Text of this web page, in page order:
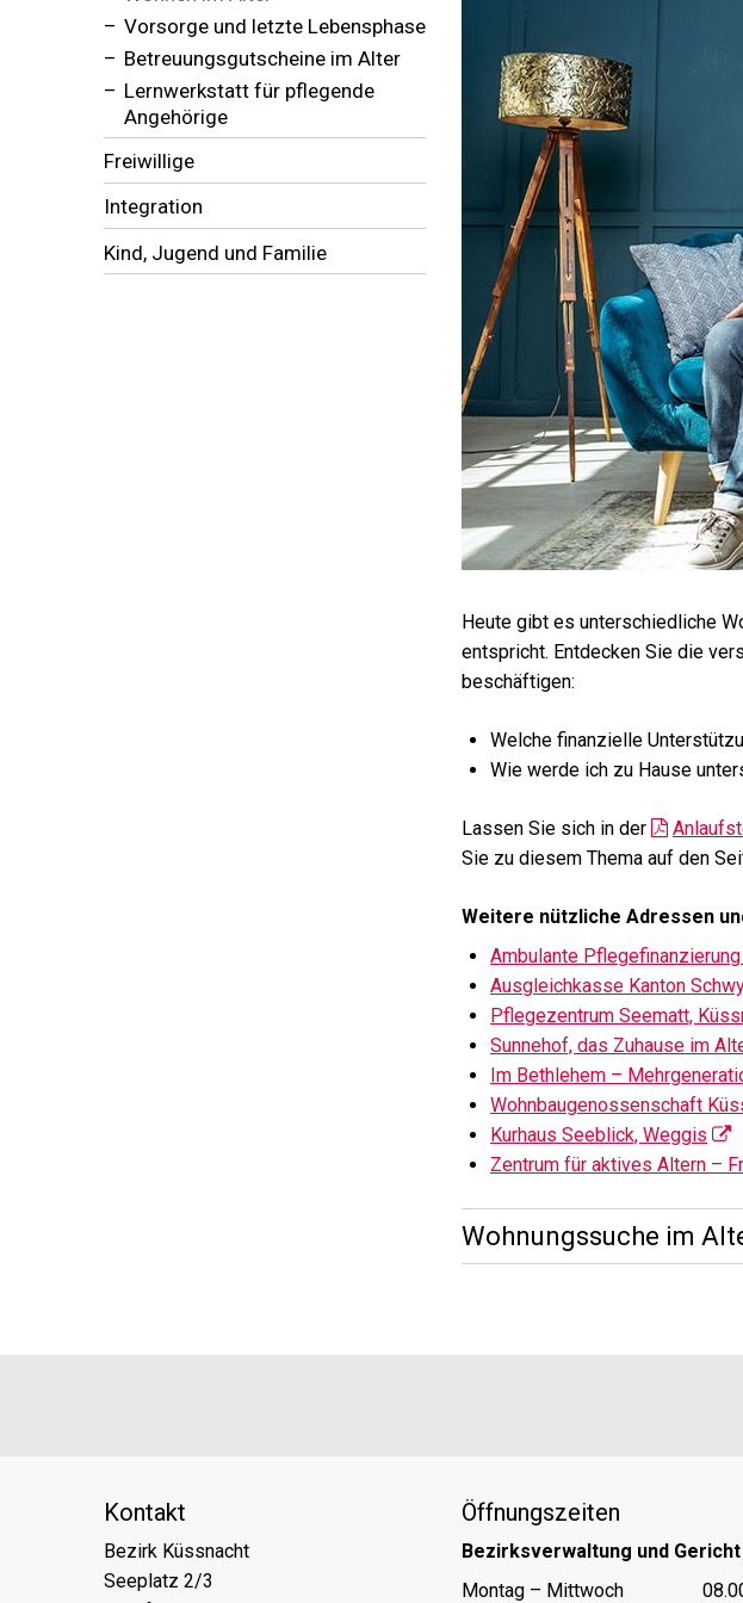
Vorsorge und letzte Lebensphase
Betreuungsgutscheine im Alter
Lernwerkstatt für pflegende
Angehörige
Freiwillige
Integration
Kind, Jugend und Familie
Heute gibt es unterschiedliche
entspricht. Entdecken Sie die
beschäftigen:
Welche finanzielle
Wie werde ich zu Hause
Lassen Sie sich in der
Sie zu diesem Thema auf den
Weitere nützliche Adressen
Ambulante
Ausgleichkasse Kanton
Pflegezentrum Seematt,
Sunnehof, das Zuhause im
Im Bethlehem –
Wohnbaugenossenschaft
Kurhaus Seeblick, Weggis
Zentrum für aktives Altern –
Wohnungssuche im
Kontakt
Bezirk Küssnacht
Seeplatz 2/3
Öffnungszeiten
Bezirksverwaltung und Gericht
TagÖffnungszeiten Vormittag
Montag – Mittwoch